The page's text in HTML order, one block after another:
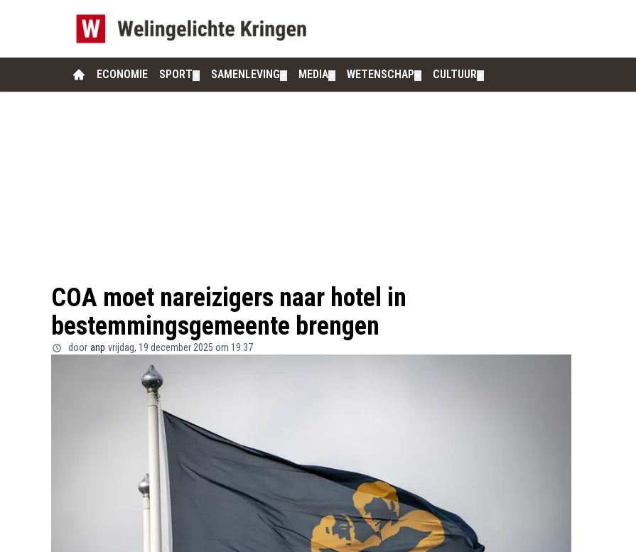
ECONOMIE SPORT SAMENLEVING MEDIA WETENSCHAP CULTUUR
COA moet nareizigers naar hotel in
bestemmingsgemeente brengen
door anp vrijdag, 19 december 2025 om 19:37